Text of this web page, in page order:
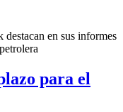
en sus informes
para el